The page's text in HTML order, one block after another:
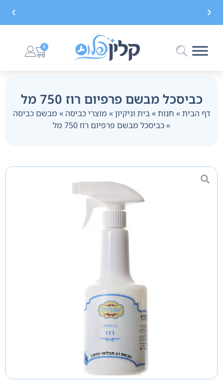
משלוח חינם בקנייה מעל 299 ₪, לא כולל בישום 0
כביסכל מבשם פרפיום רוז 750 מל
דף הבית» חנות»בית וניקיון» מוצרי כביסה » מבשם כביסה
»כביסכל מבשם פרפיום רוז 750 מל